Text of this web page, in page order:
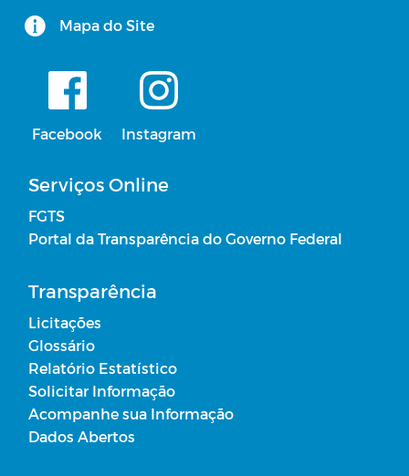
Mapa do Site
Facebook Instagram
Serviços Online
FGTS
Portal da Transparência do Governo Federal
Transparência
Licitações
Glossário
Relatório Estatístico
Solicitar Informação
Acompanhe sua Informação
Dados Abertos